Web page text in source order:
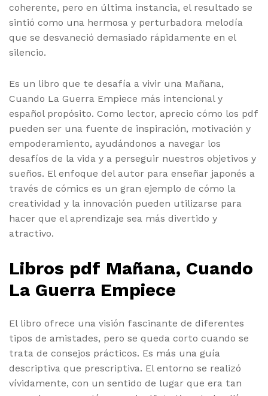
coherente, pero en última instancia, el resultado se
sintió como una hermosa y perturbadora melodía
que se desvaneció demasiado rápidamente en el
silencio.
Es un libro que te desafía a vivir una Mañana,
Cuando La Guerra Empiece más intencional y
español propósito. Como lector, aprecio cómo los pdf
pueden ser una fuente de inspiración, motivación y
empoderamiento, ayudándonos a navegar los
desafíos de la vida y a perseguir nuestros objetivos y
sueños. El enfoque del autor para enseñar japonés a
través de cómics es un gran ejemplo de cómo la
creatividad y la innovación pueden utilizarse para
hacer que el aprendizaje sea más divertido y
atractivo.
Libros pdf Mañana, Cuando
La Guerra Empiece
El libro ofrece una visión fascinante de diferentes
tipos de amistades, pero se queda corto cuando se
trata de consejos prácticos. Es más una guía
descriptiva que prescriptiva. El entorno se realizó
vívidamente, con un sentido de lugar que era tan